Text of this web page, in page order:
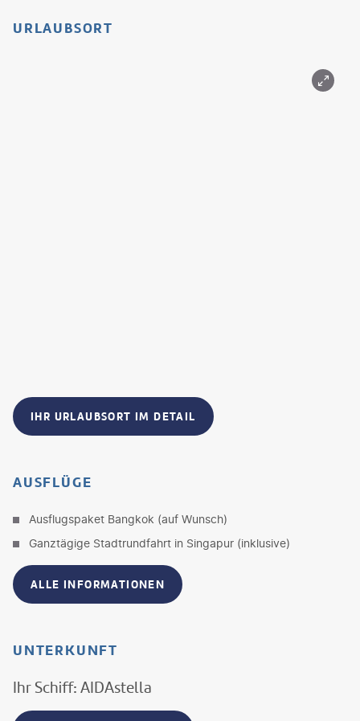
URLAUBSORT
IHR URLAUBSORT IM DETAIL
AUSFLÜGE
Ausflugspaket Bangkok (auf Wunsch)
Ganztägige Stadtrundfahrt in Singapur (inklusive)
ALLE INFORMATIONEN
UNTERKUNFT
Ihr Schiff: AIDAstella